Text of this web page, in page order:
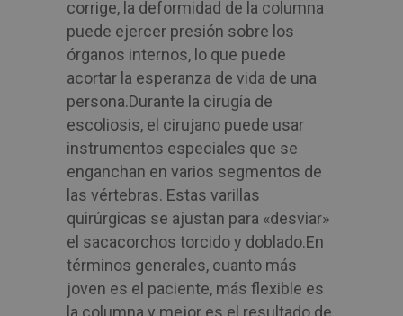
corrige, la deformidad de la columna
puede ejercer presión sobre los
órganos internos, lo que puede
acortar la esperanza de vida de una
persona.Durante la cirugía de
escoliosis, el cirujano puede usar
instrumentos especiales que se
enganchan en varios segmentos de
las vértebras. Estas varillas
quirúrgicas se ajustan para «desviar»
el sacacorchos torcido y doblado.En
términos generales, cuanto más
joven es el paciente, más flexible es
la columna y mejor es el resultado de